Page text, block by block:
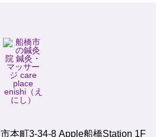
本町3-34-8 Apple船橋Station 1F